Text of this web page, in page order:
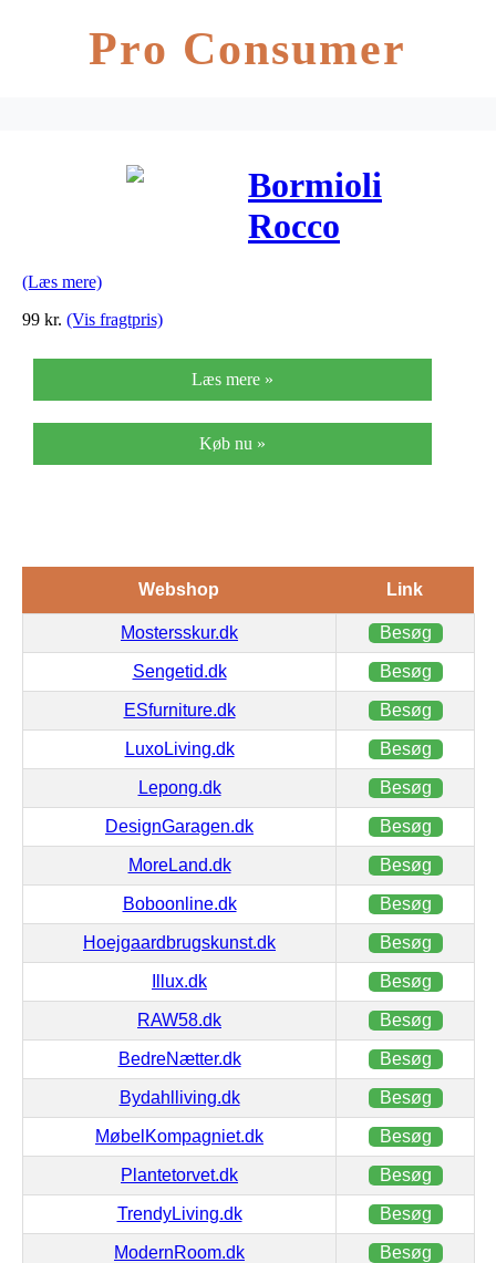
Pro Consumer
Bormioli
Rocco
stk.
(Læs mere)
99 kr. (Vis fragtpris)
Læs mere »
Køb nu »
Webshop Link
Mostersskur.dk Besøg
Sengetid.dk Besøg
ESfurniture.dk Besøg
LuxoLiving.dk Besøg
Lepong.dk Besøg
DesignGaragen.dk Besøg
MoreLand.dk Besøg
Boboonline.dk Besøg
Hoejgaardbrugskunst.dk Besøg
Illux.dk Besøg
RAW58.dk Besøg
BedreNætter.dk Besøg
Bydahlliving.dk Besøg
MøbelKompagniet.dk Besøg
Plantetorvet.dk Besøg
TrendyLiving.dk Besøg
ModernRoom.dk Besøg